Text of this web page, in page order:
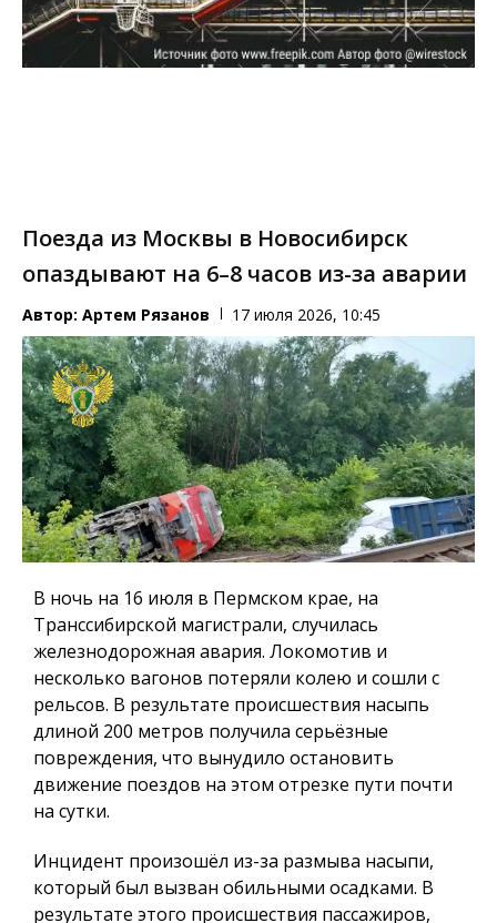
Поезда из Москвы в Новосибирск
опаздывают на 6–8 часов из-за аварии
Автор: Артем Рязанов 17 июля 2026, 10:45
В ночь на 16 июля в Пермском крае, на
Транссибирской магистрали, случилась
железнодорожная авария. Локомотив и
несколько вагонов потеряли колею и сошли с
рельсов. В результате происшествия насыпь
длиной 200 метров получила серьёзные
повреждения, что вынудило остановить
движение поездов на этом отрезке пути почти
на сутки.
Инцидент произошёл из-за размыва насыпи,
который был вызван обильными осадками. В
результате этого происшествия пассажиров,